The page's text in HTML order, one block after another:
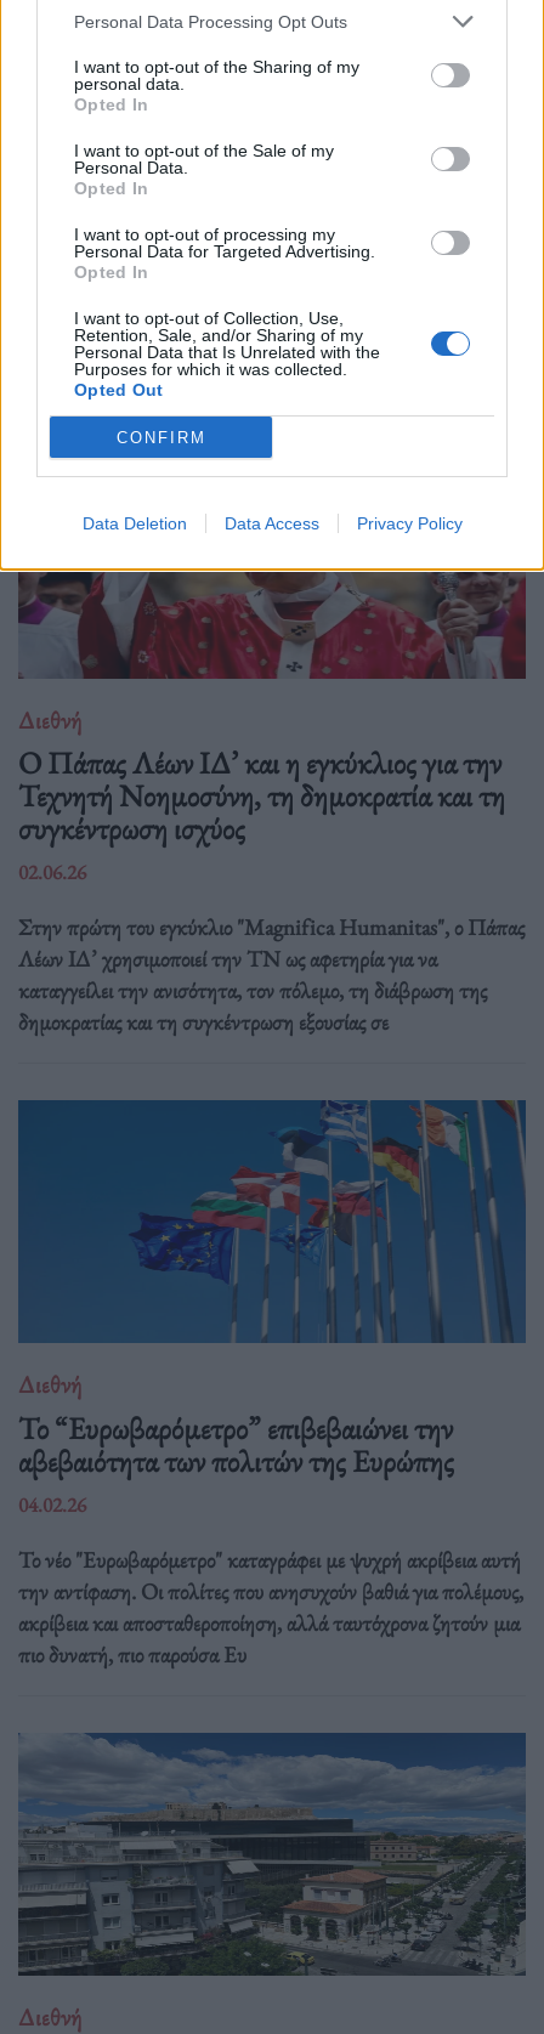
Personal Data Processing Opt Outs
I want to opt-out of the Sharing of my
personal data.
Opted In
I want to opt-out of the Sale of my
Personal Data.
Opted In
I want to opt-out of processing my
Personal Data for Targeted Advertising.
Opted In
I want to opt-out of Collection, Use,
Retention, Sale, and/or Sharing of my
Personal Data that Is Unrelated with the
Purposes for which it was collected.
Opted Out
CONFIRM
Data Deletion Data Access Privacy Policy
Newsroom
Ετικέτες :Interpol,διακίνηση ανθρώπων, Ηνωμένα Έθνη
κυβερνοαπάτη, λαθρεμπόριο
Δείτε επίσης
Διεθνή
Ο Πάπας Λέων ΙΔ’ και η εγκύκλιος για την
Τεχνητή Νοημοσύνη, τη δημοκρατία και τη
συγκέντρωση ισχύος
02.06.26
Στην πρώτη του εγκύκλιο "Magnifica Humanitas", ο Πάπας
Λέων ΙΔ’ χρησιμοποιεί την ΤΝ ως αφετηρία για να
καταγγείλει την ανισότητα, τον πόλεμο, τη διάβρωση της
δημοκρατίας και τη συγκέντρωση εξουσίας σε
Διεθνή
Το “Ευρωβαρόμετρο” επιβεβαιώνει την
αβεβαιότητα των πολιτών της Ευρώπης
04.02.26
Το νέο "Ευρωβαρόμετρο" καταγράφει με ψυχρή ακρίβεια αυτή
την αντίφαση. Oι πολίτες που ανησυχούν βαθιά για πολέμους,
ακρίβεια και αποσταθεροποίηση, αλλά ταυτόχρονα ζητούν μια
πιο δυνατή, πιο παρούσα Ευ
Διεθνή